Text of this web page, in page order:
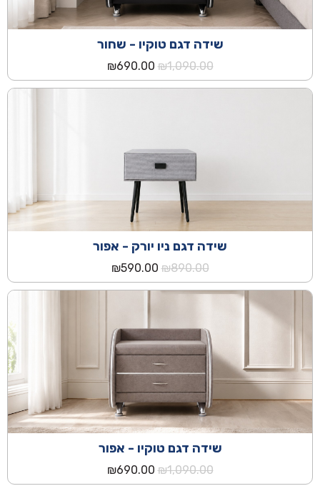
שידה דגם טוקיו - שחור
₪1,090.00
המחיר
המקורי
היה:
₪690.00
הנוכחי
הוא:
שידה דגם ניו יורק - אפור
₪890.00
המחיר
המקורי
היה:
₪590.00
הנוכחי
הוא:
שידה דגם טוקיו - אפור
₪1,090.00
המחיר
המקורי
₪690.00
הנוכחי